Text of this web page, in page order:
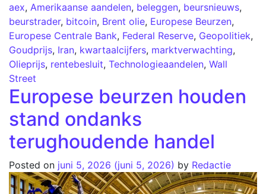
aex, Amerikaanse aandelen, beleggen, beursnieuws,
beurstrader, bitcoin, Brent olie, Europese Beurzen,
Europese Centrale Bank, Federal Reserve, Geopolitiek,
Goudprijs, Iran, kwartaalcijfers, marktverwachting,
Olieprijs, rentebesluit, Technologieaandelen, Wall
Street
Europese beurzen houden
stand ondanks
terughoudende handel
Posted on juni 5, 2026 (juni 5, 2026) by Redactie